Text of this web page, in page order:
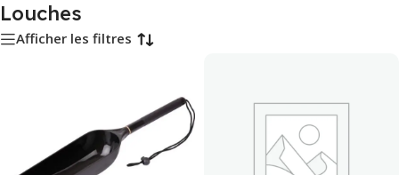
Louches
Afficher les filtres